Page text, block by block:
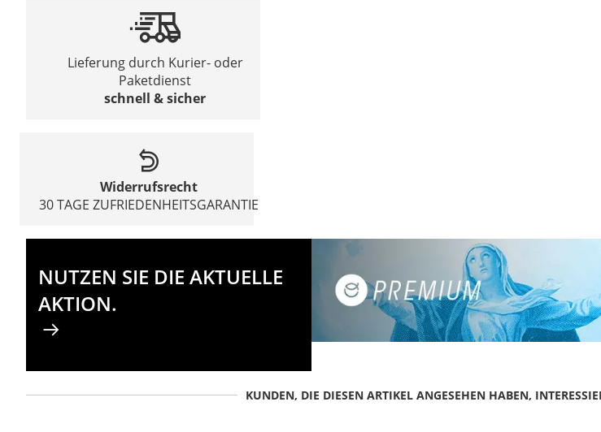
Lieferung durch Kurier- oder
Paketdienst
schnell & sicher
Widerrufsrecht
30 TAGE ZUFRIEDENHEITSGARANTIE
NUTZEN SIE DIE AKTUELLE
AKTION.
KUNDEN, DIE DIESEN ARTIKEL ANGESEHEN HABEN,